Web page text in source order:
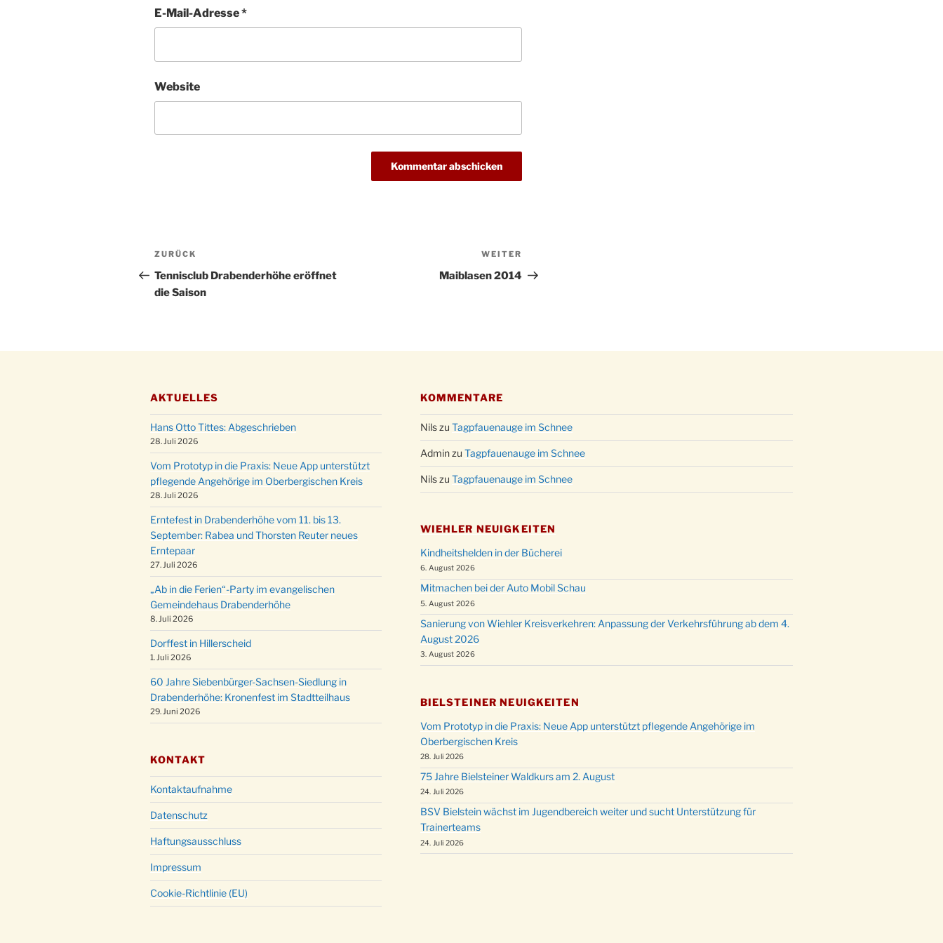
E-Mail-Adresse*
Website
Beitragsnavigation
Vorheriger
Beitrag
ZURÜCK
Tennisclub Drabenderhöhe eröffnet
die Saison
Beitrag
WEITER
Maiblasen 2014
AKTUELLES
Hans Otto Tittes: Abgeschrieben
28. Juli 2026
Vom Prototyp in die Praxis: Neue App unterstützt
pflegende Angehörige im Oberbergischen Kreis
28. Juli 2026
Erntefest in Drabenderhöhe vom 11. bis 13.
September: Rabea und Thorsten Reuter neues
Erntepaar
27. Juli 2026
„Ab in die Ferien“-Party im evangelischen
Gemeindehaus Drabenderhöhe
8. Juli 2026
Dorffest in Hillerscheid
1. Juli 2026
60 Jahre Siebenbürger-Sachsen-Siedlung in
Drabenderhöhe: Kronenfest im Stadtteilhaus
29. Juni 2026
KONTAKT
Kontaktaufnahme
Datenschutz
Haftungsausschluss
Impressum
Cookie-Richtlinie (EU)
KOMMENTARE
Nilszu Tagpfauenauge im Schnee
Adminzu Tagpfauenauge im Schnee
Nilszu Tagpfauenauge im Schnee
WIEHLER NEUIGKEITEN
Kindheitshelden in der Bücherei
6. August 2026
Mitmachen bei der Auto Mobil Schau
5. August 2026
Sanierung von Wiehler Kreisverkehren: Anpassung der Verkehrsführung ab dem 4.
August 2026
3. August 2026
BIELSTEINER NEUIGKEITEN
Vom Prototyp in die Praxis: Neue App unterstützt pflegende Angehörige im
Oberbergischen Kreis
28. Juli 2026
75 Jahre Bielsteiner Waldkurs am 2. August
24. Juli 2026
BSV Bielstein wächst im Jugendbereich weiter und sucht Unterstützung für
Trainerteams
24. Juli 2026